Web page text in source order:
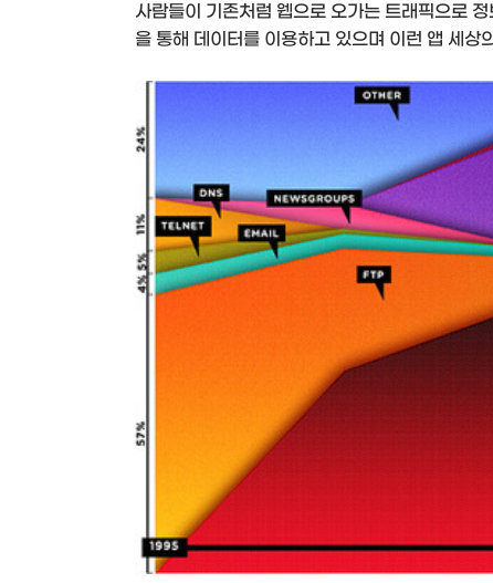
사람들이 기존처럼 웹으로 오가는 트래픽으로
을 통해 데이터를 이용하고 있으며 이런 앱 세상